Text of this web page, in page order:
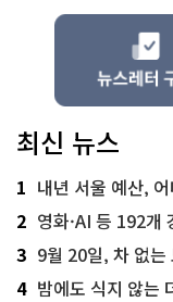
최신 뉴스
1 내년 서울 예산,
2 영화·AI 등 192개
3 9월 20일, 차 없는 도
4 밤에도 식지 않는